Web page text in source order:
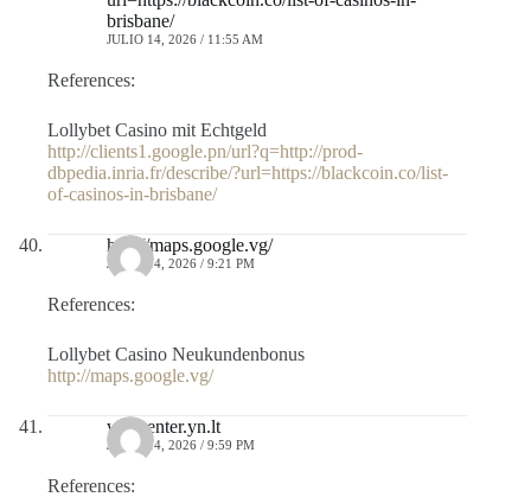
brisbane/
JULIO 14, 2026 / 11:55 AM
References:
Lollybet Casino mit Echtgeld
http://clients1.google.pn/url?q=http://prod-
dbpedia.inria.fr/describe/?url=https://blackcoin.co/list-
of-casinos-in-brisbane/
http://maps.google.vg/
JULIO 14, 2026 / 9:21 PM
References:
Lollybet Casino Neukundenbonus
http://maps.google.vg/
wapcenter.yn.lt
JULIO 14, 2026 / 9:59 PM
References: